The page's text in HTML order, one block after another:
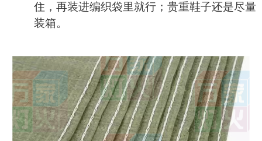
住，再装进编织袋里就行；贵重鞋子还是尽量
装箱。